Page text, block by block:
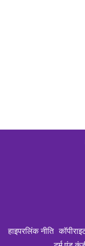
हाइपरलिंक नीति